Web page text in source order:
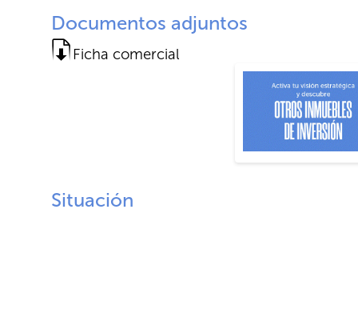
Documentos adjuntos
Ficha comercial
Situación